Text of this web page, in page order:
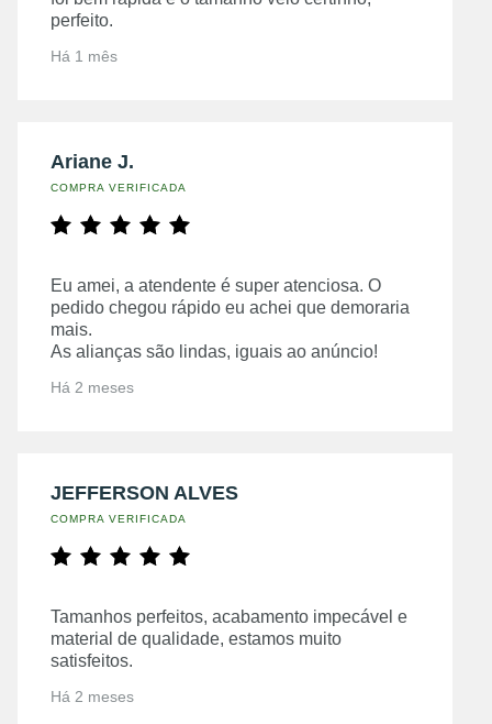
perfeito.
Há 1 mês
Ariane J.
COMPRA VERIFICADA
Eu amei, a atendente é super atenciosa. O
pedido chegou rápido eu achei que demoraria
mais.
As alianças são lindas, iguais ao anúncio!
Há 2 meses
JEFFERSON ALVES
COMPRA VERIFICADA
Tamanhos perfeitos, acabamento impecável e
material de qualidade, estamos muito
satisfeitos.
Há 2 meses